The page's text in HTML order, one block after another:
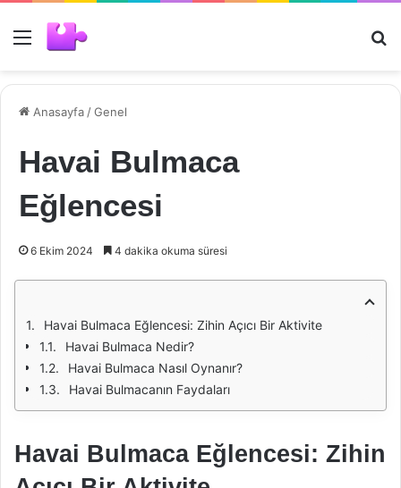
Menü
Anasayfa /Genel
Havai Bulmaca
Eğlencesi
6 Ekim 2024 4 dakika okuma süresi
Havai Bulmaca Eğlencesi: Zihin Açıcı Bir Aktivite
Havai Bulmaca Nedir?
Havai Bulmaca Nasıl Oynanır?
Havai Bulmacanın Faydaları
Havai Bulmaca Eğlencesi: Zihin